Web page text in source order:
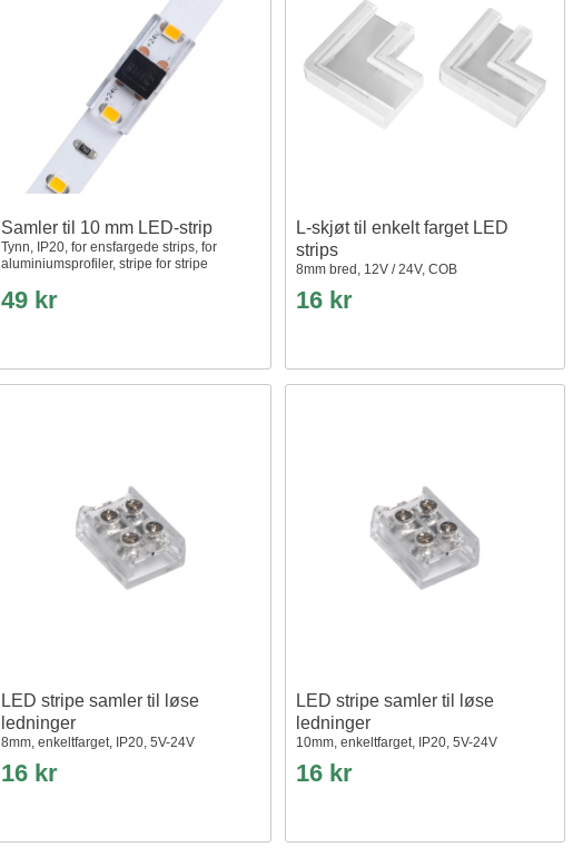
Samler til 10 mm LED-strip
Tynn, IP20, for ensfargede strips, for
aluminiumsprofiler, stripe for stripe
49 kr
L-skjøt til enkelt farget LED
strips
8mm bred, 12V / 24V, COB
16 kr
LED stripe samler til løse
ledninger
8mm, enkeltfarget, IP20, 5V-24V
16 kr
LED stripe samler til løse
ledninger
10mm, enkeltfarget, IP20, 5V-24V
16 kr